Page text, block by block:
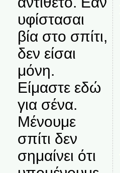
υφίστασαι
βία στο σπίτι,
δεν είσαι
μόνη.
Είμαστε εδώ
για σένα.
Μένουμε
σπίτι δεν
σημαίνει ότι